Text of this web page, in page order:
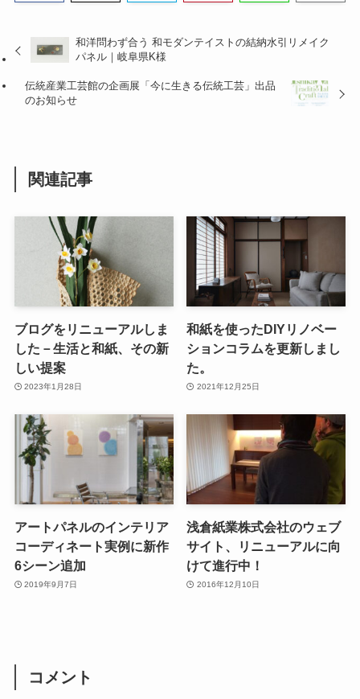
和洋問わず合う 和モダンテイストの結納水引リメイク
パネル｜岐阜県K様
伝統産業工芸館の企画展「今に生きる伝統工芸」出品
のお知らせ
関連記事
ブログをリニューアルしま
した－生活と和紙、その新
しい提案
2023年1月28日
和紙を使ったDIYリノベー
ションコラムを更新しまし
た。
2021年12月25日
アートパネルのインテリア
コーディネート実例に新作
6シーン追加
2019年9月7日
浅倉紙業株式会社のウェブ
サイト、リニューアルに向
けて進行中！
2016年12月10日
コメント